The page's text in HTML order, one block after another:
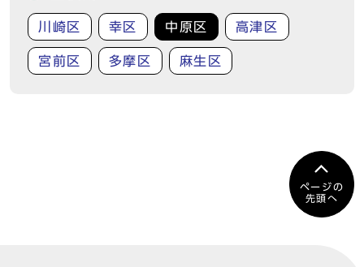
川崎区 幸区 中原区 高津区
宮前区 多摩区 麻生区
ページの
先頭へ